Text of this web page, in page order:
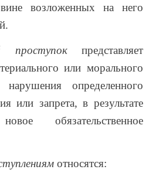
возложенных на него
проступок представляет
или морального
определенного
или запрета, в результате
обязательственное
относятся: